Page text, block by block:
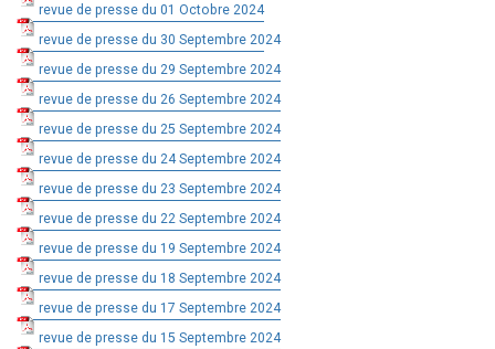
revue de presse du 01 Octobre 2024
revue de presse du 30 Septembre 2024
revue de presse du 29 Septembre 2024
revue de presse du 26 Septembre 2024
revue de presse du 25 Septembre 2024
revue de presse du 24 Septembre 2024
revue de presse du 23 Septembre 2024
revue de presse du 22 Septembre 2024
revue de presse du 19 Septembre 2024
revue de presse du 18 Septembre 2024
revue de presse du 17 Septembre 2024
revue de presse du 15 Septembre 2024